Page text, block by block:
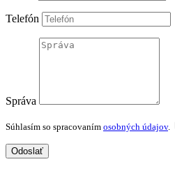
Telefón
Správa
Súhlasím so spracovaním osobných údajov.
Odoslať